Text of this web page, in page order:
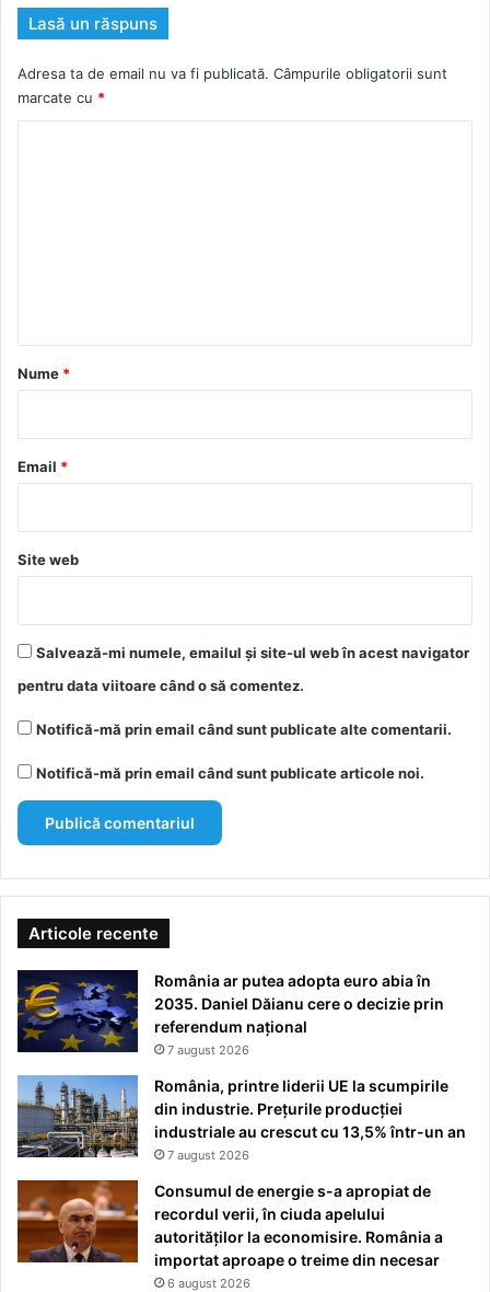
Lasă un răspuns
Adresa ta de email nu va fi publicată. Câmpurile obligatorii sunt
marcate cu *
r
*
Nume *
Email *
Site web
Salvează-mi numele, emailul și site-ul web în acest navigator
pentru data viitoare când o să comentez.
Notifică-mă prin email când sunt publicate alte comentarii.
Notifică-mă prin email când sunt publicate articole noi.
Articole recente
România ar putea adopta euro abia în
2035. Daniel Dăianu cere o decizie prin
referendum național
7 august 2026
România, printre liderii UE la scumpirile
din industrie. Prețurile producției
industriale au crescut cu 13,5% într-un an
7 august 2026
Consumul de energie s-a apropiat de
recordul verii, în ciuda apelului
autorităților la economisire. România a
importat aproape o treime din necesar
6 august 2026